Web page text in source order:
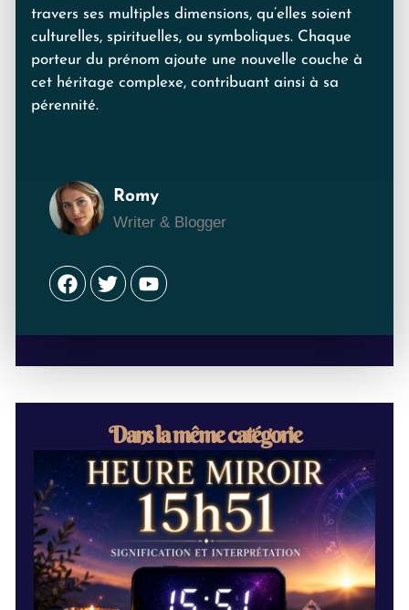
travers ses multiples dimensions, qu’elles soient
culturelles, spirituelles, ou symboliques. Chaque
porteur du prénom ajoute une nouvelle couche à
cet héritage complexe, contribuant ainsi à sa
pérennité.
Romy
Writer & Blogger
Facebook
TwitterYoutube
Dans la même catégorie